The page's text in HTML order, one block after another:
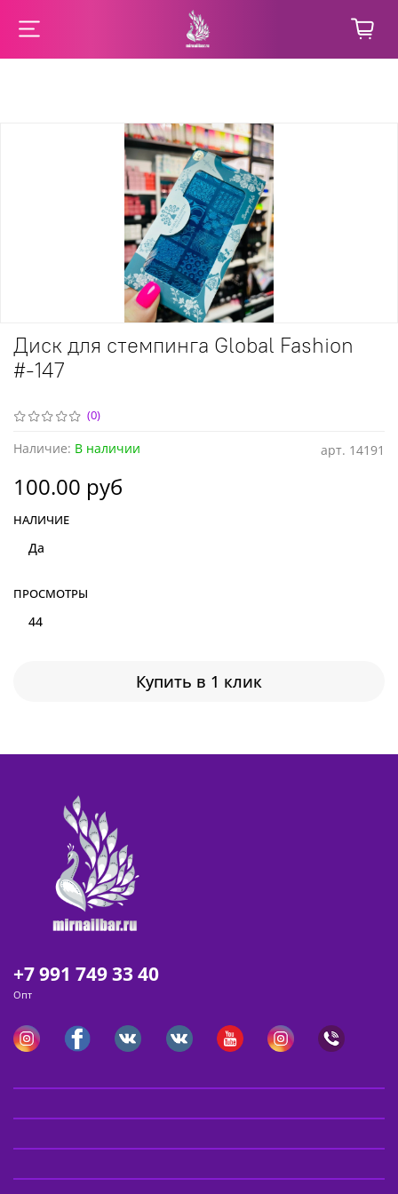
(0)
арт. 14191
Наличие: В наличии
Диск для стемпинга Global Fashion
#-147
100.00 руб
Купить в 1 клик
НАЛИЧИЕ
Да
ПРОСМОТРЫ
44
+7 991 749 33 40
Опт